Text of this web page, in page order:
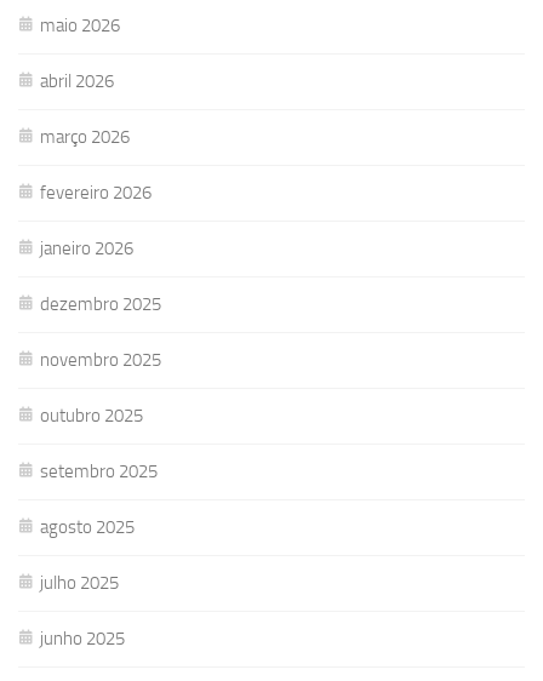
maio 2026
abril 2026
março 2026
fevereiro 2026
janeiro 2026
dezembro 2025
novembro 2025
outubro 2025
setembro 2025
agosto 2025
julho 2025
junho 2025